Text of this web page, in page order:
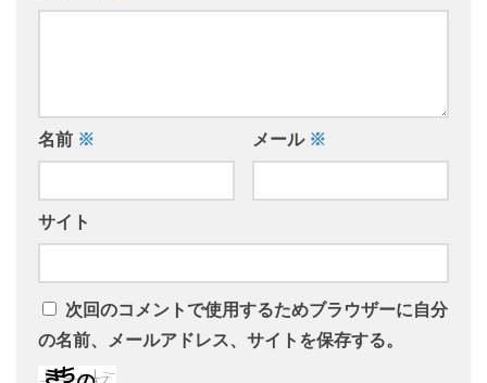
名前 ※ メール ※
サイト
次回のコメントで使用するためブラウザーに自分
の名前、メールアドレス、サイトを保存する。